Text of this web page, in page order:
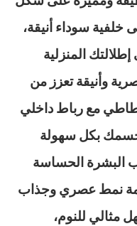
خلفية سوداء أنيقة،
المنزلية
وأنيقة تعزز من
مع رباط داخلي
بكل سهولة
البشرة الحساسة
نمط عصري وجذاب
للنوم،